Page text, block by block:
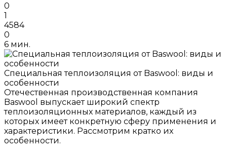
0
1
4584
0
6 мин.
Специальная теплоизоляция от Baswool: виды и
особенности
Отечественная производственная компания
Baswool выпускает широкий спектр
теплоизоляционных материалов, каждый из
которых имеет конкретную сферу применения и
характеристики. Рассмотрим кратко их
особенности.